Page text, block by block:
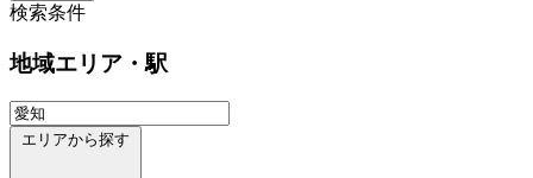
検索条件
地域エリア・駅
エリアから探す